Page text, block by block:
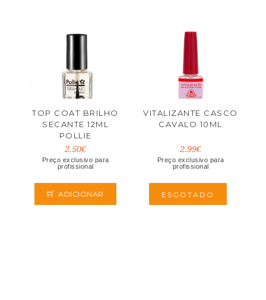
TOP COAT BRILHO
SECANTE 12ML
POLLIE
2.50€
Preço exclusivo para
profissional
ADICIONAR
VITALIZANTE CASCO
CAVALO 10ML
2.99€
Preço exclusivo para
profissional
ESGOTADO